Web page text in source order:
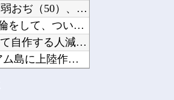
【悲報】 氷河期弱おぢ（50）、新聞に絶望の投稿ｗｗｗｗｗｗｗｗｗｗｗ
職場の人妻と不倫をして、ついに、、、
PCパーツ高すぎて自作する人減ってるよな
1944年7月、グアム島に上陸作戦を展開する米海兵隊を空撮！
メージが墜落